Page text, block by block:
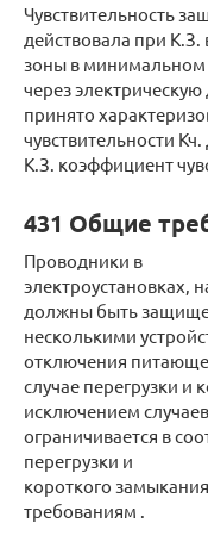
Чувствительность
действовала при
зоны в
через электрическую
принято
чувствительности
К.З. коэффициент
431 Общие
Проводники в
электроустановках,
должны быть
несколькими
отключения
случае перегрузки и
исключением
ограничивается в
перегрузки и
короткого
требованиям .